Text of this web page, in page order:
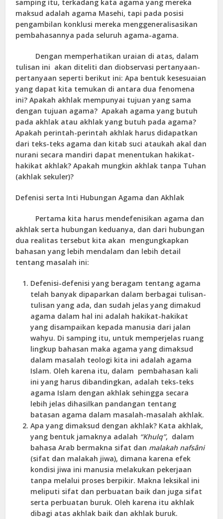
samping itu, terkadang kata agama yang mereka
maksud adalah agama Masehi, tapi pada posisi
pengambilan konklusi mereka menggeneralisasikan
pembahasannya pada seluruh agama-agama.
Dengan memperhatikan uraian di atas, dalam
tulisan ini akan diteliti dan diobservasi pertanyaan-
pertanyaan seperti berikut ini: Apa bentuk kesesuaian
yang dapat kita temukan di antara dua fenomena
ini? Apakah akhlak mempunyai tujuan yang sama
dengan tujuan agama? Apakah agama yang butuh
pada akhlak atau akhlak yang butuh pada agama?
Apakah perintah-perintah akhlak harus didapatkan
dari teks-teks agama dan kitab suci ataukah akal dan
nurani secara mandiri dapat menentukan hakikat-
hakikat akhlak? Apakah mungkin akhlak tanpa Tuhan
(akhlak sekuler)?
Defenisi serta Inti Hubungan Agama dan Akhlak
Pertama kita harus mendefenisikan agama dan
akhlak serta hubungan keduanya, dan dari hubungan
dua realitas tersebut kita akan mengungkapkan
bahasan yang lebih mendalam dan lebih detail
tentang masalah ini:
Defenisi-defenisi yang beragam tentang agama
telah banyak dipaparkan dalam berbagai tulisan-
tulisan yang ada, dan sudah jelas yang dimakud
agama dalam hal ini adalah hakikat-hakikat
yang disampaikan kepada manusia dari jalan
wahyu. Di samping itu, untuk memperjelas ruang
lingkup bahasan maka agama yang dimaksud
dalam masalah teologi kita ini adalah agama
Islam. Oleh karena itu, dalam pembahasan kali
ini yang harus dibandingkan, adalah teks-teks
agama Islam dengan akhlak sehingga secara
lebih jelas dihasilkan pandangan tentang
batasan agama dalam masalah-masalah akhlak.
Apa yang dimaksud dengan akhlak? Kata akhlak,
yang bentuk jamaknya adalah “Khulq”, dalam
bahasa Arab bermakna sifat dan malakah nafsâni
(sifat dan malakah jiwa), dimana karena efek
kondisi jiwa ini manusia melakukan pekerjaan
tanpa melalui proses berpikir. Makna leksikal ini
meliputi sifat dan perbuatan baik dan juga sifat
serta perbuatan buruk. Oleh karena itu akhlak
dibagi atas akhlak baik dan akhlak buruk.